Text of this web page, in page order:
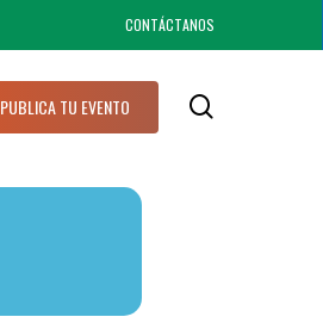
CONTÁCTANOS
PUBLICA TU EVENTO